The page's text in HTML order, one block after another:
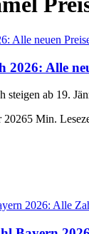
2026: Alle
steigen ab 19.
20265 Min.